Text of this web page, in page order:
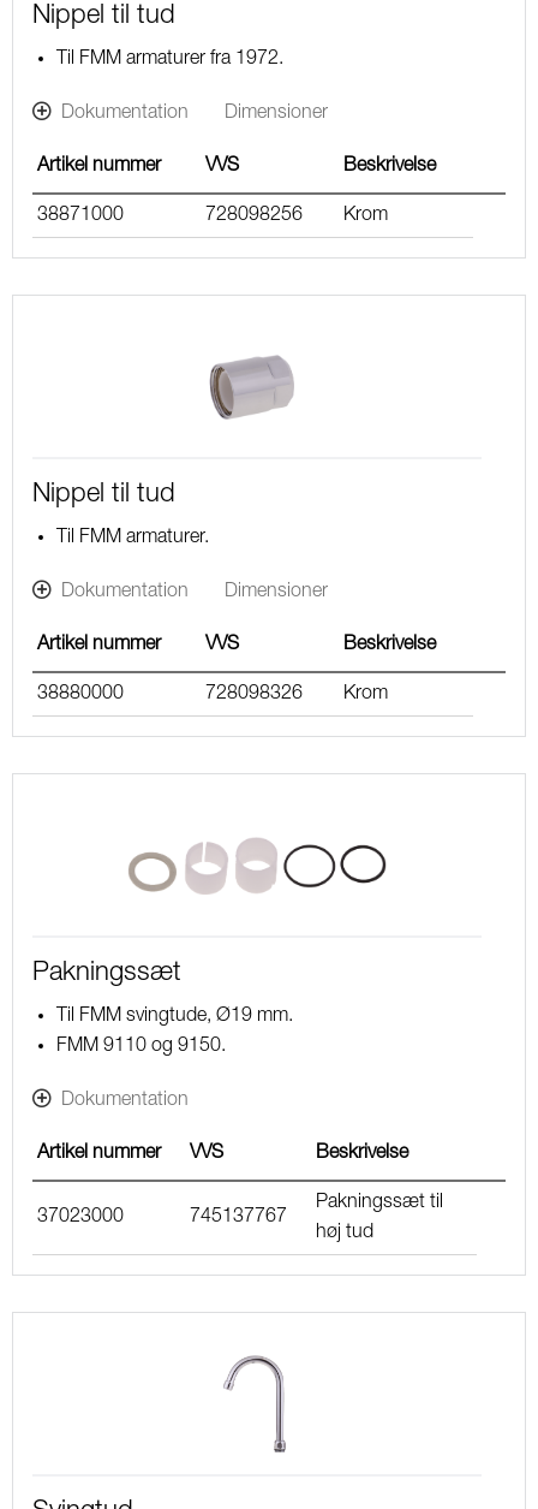
Nippel til tud
Til FMM armaturer fra 1972.
Dokumentation Dimensioner
Artikel nummer VVS Beskrivelse
38871000 728098256 Krom
Nippel til tud
Til FMM armaturer.
Dokumentation Dimensioner
Artikel nummer VVS Beskrivelse
38880000 728098326 Krom
Pakningssæt
Til FMM svingtude, Ø19 mm.
FMM 9110 og 9150.
Dokumentation
Artikel nummer VVS Beskrivelse
37023000 745137767
Pakningssæt til
høj tud